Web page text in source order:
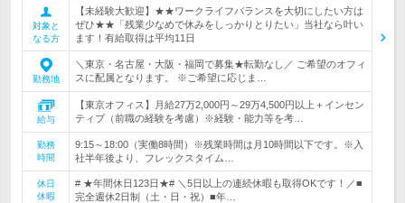
対象と
なる方
【未経験大歓迎】★★ワークライフバランスを大切にしたい方は
ぜひ★★「残業少なめで休みをしっかりとりたい」当社なら叶い
ます！有給取得は平均11日
勤務地
＼東京・名古屋・大阪・福岡で募集★転勤なし／ ご希望のオフィ
スに配属となります。 ※ご希望に応じま…
給与
【東京オフィス】月給27万2,000円～29万4,500円以上＋インセン
ティブ（前職の経験を考慮）※経験・能力等を考…
勤務
時間
9:15～18:00（実働8時間）※残業時間は月10時間以下です。※入
社半年後より、フレックスタイム…
休日
休暇
# ★年間休日123日★# ＼5日以上の連続休暇も取得OKです！／■
完全週休2日制（土・日・祝）■年…